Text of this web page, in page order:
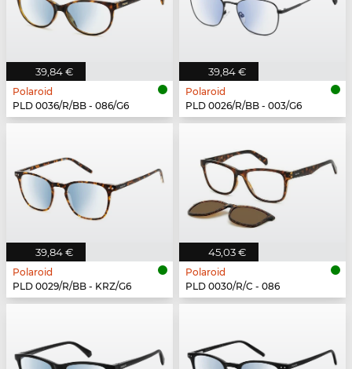
39,84 €
Polaroid
PLD 0036/R/BB - 086/G6
39,84 €
Polaroid
PLD 0026/R/BB - 003/G6
39,84 €
Polaroid
PLD 0029/R/BB - KRZ/G6
45,03 €
Polaroid
PLD 0030/R/C - 086